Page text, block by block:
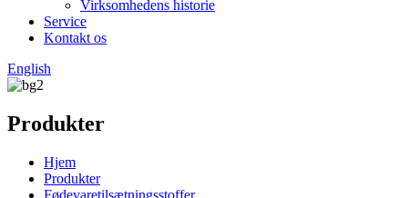
Virksomhedens historie
Service
Kontakt os
English
Produkter
Hjem
Produkter
Fødevaretilsætningsstoffer